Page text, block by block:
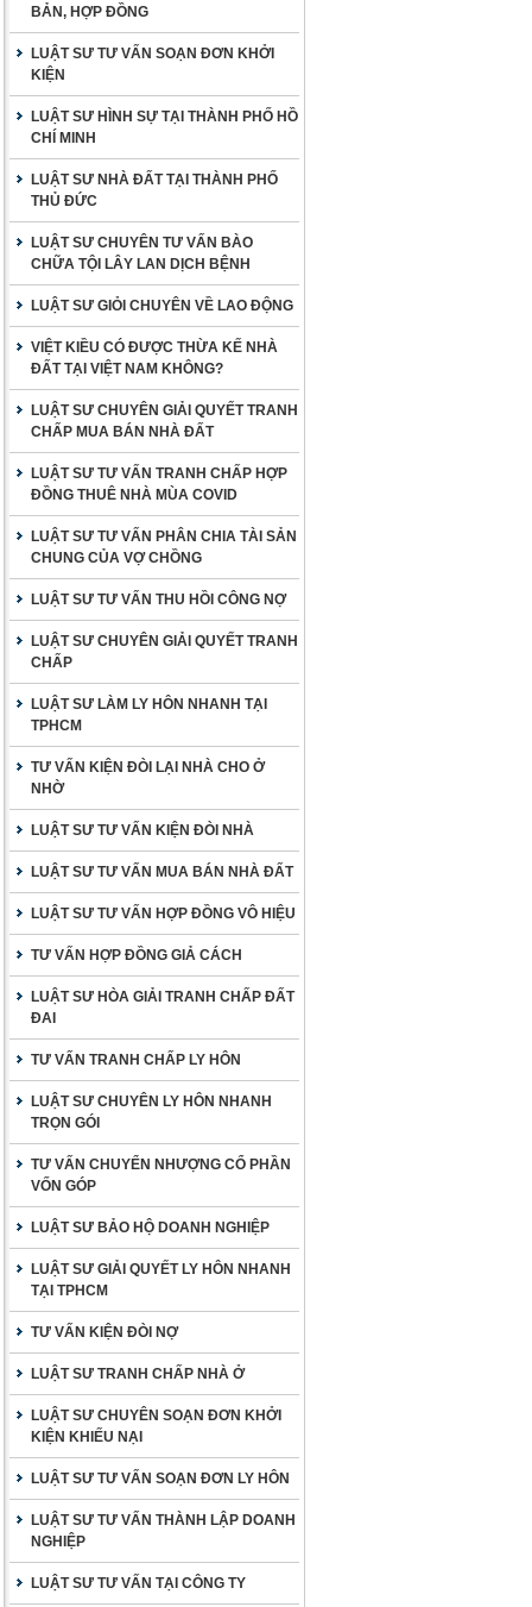
BẢN, HỢP ĐỒNG
LUẬT SƯ TƯ VẤN SOẠN ĐƠN KHỞI
KIỆN
LUẬT SƯ HÌNH SỰ TẠI THÀNH PHỐ HỒ
CHÍ MINH
LUẬT SƯ NHÀ ĐẤT TẠI THÀNH PHỐ
THỦ ĐỨC
LUẬT SƯ CHUYÊN TƯ VẤN BÀO
CHỮA TỘI LÂY LAN DỊCH BỆNH
LUẬT SƯ GIỎI CHUYÊN VỀ LAO ĐỘNG
VIỆT KIỀU CÓ ĐƯỢC THỪA KẾ NHÀ
ĐẤT TẠI VIỆT NAM KHÔNG?
LUẬT SƯ CHUYÊN GIẢI QUYẾT TRANH
CHẤP MUA BÁN NHÀ ĐẤT
LUẬT SƯ TƯ VẤN TRANH CHẤP HỢP
ĐỒNG THUÊ NHÀ MÙA COVID
LUẬT SƯ TƯ VẤN PHÂN CHIA TÀI SẢN
CHUNG CỦA VỢ CHỒNG
LUẬT SƯ TƯ VẤN THU HỒI CÔNG NỢ
LUẬT SƯ CHUYÊN GIẢI QUYẾT TRANH
CHẤP
LUẬT SƯ LÀM LY HÔN NHANH TẠI
TPHCM
TƯ VẤN KIỆN ĐÒI LẠI NHÀ CHO Ở
NHỜ
LUẬT SƯ TƯ VẤN KIỆN ĐÒI NHÀ
LUẬT SƯ TƯ VẤN MUA BÁN NHÀ ĐẤT
LUẬT SƯ TƯ VẤN HỢP ĐỒNG VÔ HIỆU
TƯ VẤN HỢP ĐỒNG GIẢ CÁCH
LUẬT SƯ HÒA GIẢI TRANH CHẤP ĐẤT
ĐAI
TƯ VẤN TRANH CHẤP LY HÔN
LUẬT SƯ CHUYÊN LY HÔN NHANH
TRỌN GÓI
TƯ VẤN CHUYỂN NHƯỢNG CỔ PHẦN
VỐN GÓP
LUẬT SƯ BẢO HỘ DOANH NGHIỆP
LUẬT SƯ GIẢI QUYẾT LY HÔN NHANH
TẠI TPHCM
TƯ VẤN KIỆN ĐÒI NỢ
LUẬT SƯ TRANH CHẤP NHÀ Ở
LUẬT SƯ CHUYÊN SOẠN ĐƠN KHỞI
KIỆN KHIẾU NẠI
LUẬT SƯ TƯ VẤN SOẠN ĐƠN LY HÔN
LUẬT SƯ TƯ VẤN THÀNH LẬP DOANH
NGHIỆP
LUẬT SƯ TƯ VẤN TẠI CÔNG TY